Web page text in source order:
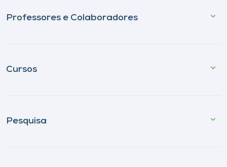
Professores e Colaboradores
Cursos
Pesquisa